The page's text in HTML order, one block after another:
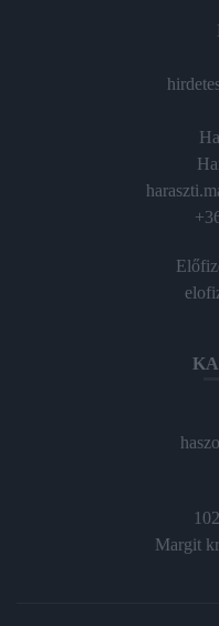
Margit